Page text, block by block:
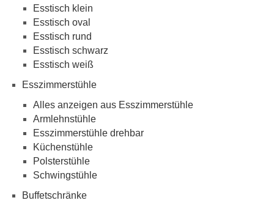
Esstisch klein
Esstisch oval
Esstisch rund
Esstisch schwarz
Esstisch weiß
Esszimmerstühle
Alles anzeigen aus Esszimmerstühle
Armlehnstühle
Esszimmerstühle drehbar
Küchenstühle
Polsterstühle
Schwingstühle
Buffetschränke